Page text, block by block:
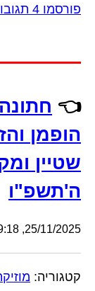
פורסמו 4 תגובות
👈
הופמן
שטיין
ה'תשפ"ו
25/11/2025, 08:29:18
קטגוריה: